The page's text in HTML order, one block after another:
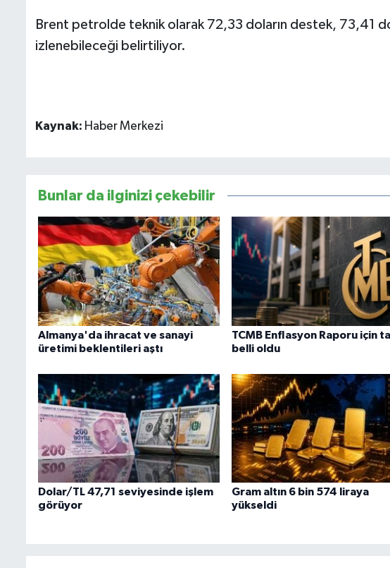
Brent petrolde teknik olarak 72,33 doların destek, 73,41
izlenebileceği belirtiliyor.
Kaynak: Haber Merkezi
Bunlar da ilginizi çekebilir
Almanya'da ihracat ve sanayi
üretimi beklentileri aştı
TCMB Enflasyon Raporu için
belli oldu
Dolar/TL 47,71 seviyesinde işlem
görüyor
Gram altın 6 bin 574 liraya
yükseldi